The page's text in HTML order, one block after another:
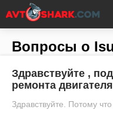
Главная Все
Вопросы о
Здравствуйте ,
ремонта
Здравствуйте. Потому